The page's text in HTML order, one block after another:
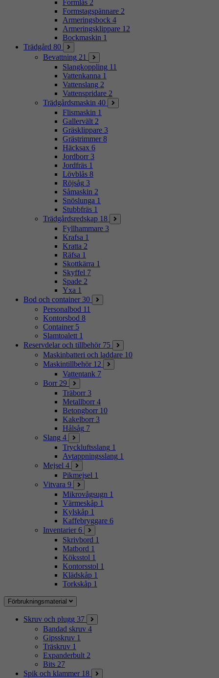
Formlås 2
Formstagspännare 2
Armeringsbock 4
Armeringsklippare 12
Bockmaskin 1
Trädgård 80
Bevattning 21
Slangkoppling 11
Vattenkanna 1
Vattenslang 2
Vattenspridare 2
Trädgårdsmaskin 40
Flismaskin 1
Gallervält 2
Gräsklippare 3
Grästrimmer 8
Häcksax 6
Jordborr 3
Jordfräs 1
Lövblås 8
Röjsåg 3
Såmaskin 2
Snöslunga 1
Stubbfräs 1
Trädgårdsredskap 18
Fyllhammare 3
Krafsa 1
Kratta 2
Räfsa 1
Skottkärra 1
Skyffel 7
Spade 2
Yxa 1
Bod och container 30
Personalbod 11
Kontorsbod 8
Container 5
Slamtoalett 1
Reservdelar och tillbehör 75
Maskinbatteri och laddare 10
Maskintillbehör 12
Vattentank 7
Borr 29
Träborr 3
Metallborr 4
Betongborr 10
Kakelborr 3
Hålsåg 7
Slang 4
Tryckluftsslang 1
Avtappningsslang 1
Mejsel 4
Pikmejsel 1
Vitvara 9
Mikrovågsugn 1
Värmeskåp 1
Kylskåp 1
Kaffebryggare 6
Inventarier 6
Skrivbord 1
Matbord 1
Köksstol 1
Kontorsstol 1
Klädskåp 1
Torkskåp 1
Förbrukningsmaterial
Skruv och plugg 37
Bandad skruv 4
Gipsskruv 1
Träskruv 1
Expanderbult 2
Bits 27
Spik och klammer 18